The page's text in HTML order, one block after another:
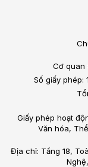
Cơ quan
Số giấy phép:
Giấy phép hoạt
Văn hóa,
Địa chỉ: Tầng 18,